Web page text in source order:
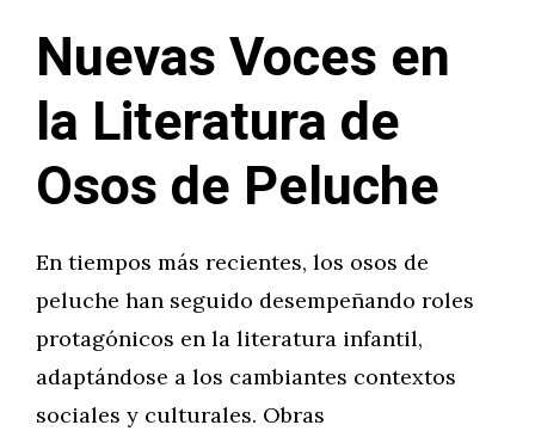
Nuevas Voces en
la Literatura de
Osos de Peluche
En tiempos más recientes, los osos de
peluche han seguido desempeñando roles
protagónicos en la literatura infantil,
adaptándose a los cambiantes contextos
sociales y culturales. Obras